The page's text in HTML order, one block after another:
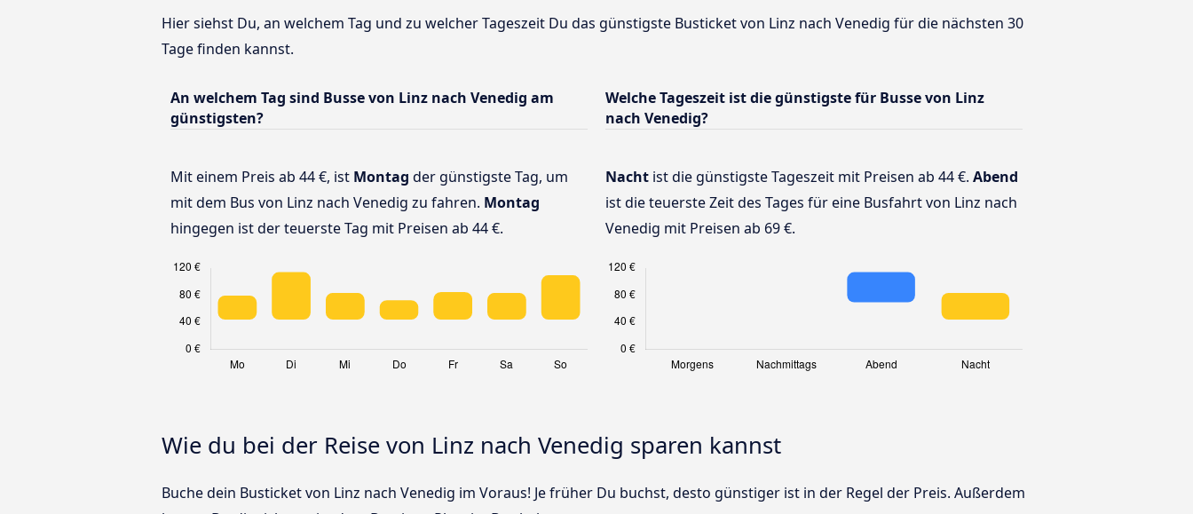
Hier siehst Du, an welchem Tag und zu welcher Tageszeit Du das günstigste Busticket von Linz nach Venedig für die nächsten 30
Tage finden kannst.
An welchem Tag sind Busse von Linz nach Venedig am
günstigsten?
Mit einem Preis ab 44 €, ist Montag der günstigste Tag, um
mit dem Bus von Linz nach Venedig zu fahren. Montag
hingegen ist der teuerste Tag mit Preisen ab 44 €.
Welche Tageszeit ist die günstigste für Busse von Linz
nach Venedig?
Nacht ist die günstigste Tageszeit mit Preisen ab 44 €. Abend
ist die teuerste Zeit des Tages für eine Busfahrt von Linz nach
Venedig mit Preisen ab 69 €.
Wie du bei der Reise von Linz nach Venedig sparen kannst
Buche dein Busticket von Linz nach Venedig im Voraus! Je früher Du buchst, desto günstiger ist in der Regel der Preis. Außerdem